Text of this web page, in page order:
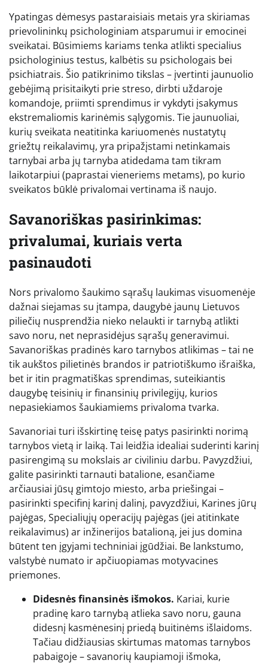
Ypatingas dėmesys pastaraisiais metais yra skiriamas
prievolininkų psichologiniam atsparumui ir emocinei
sveikatai. Būsimiems kariams tenka atlikti specialius
psichologinius testus, kalbėtis su psichologais bei
psichiatrais. Šio patikrinimo tikslas – įvertinti jaunuolio
gebėjimą prisitaikyti prie streso, dirbti uždaroje
komandoje, priimti sprendimus ir vykdyti įsakymus
ekstremaliomis karinėmis sąlygomis. Tie jaunuoliai,
kurių sveikata neatitinka kariuomenės nustatytų
griežtų reikalavimų, yra pripažįstami netinkamais
tarnybai arba jų tarnyba atidedama tam tikram
laikotarpiui (paprastai vieneriems metams), po kurio
sveikatos būklė privalomai vertinama iš naujo.
Savanoriškas pasirinkimas:
privalumai, kuriais verta
pasinaudoti
Nors privalomo šaukimo sąrašų laukimas visuomenėje
dažnai siejamas su įtampa, daugybė jaunų Lietuvos
piliečių nusprendžia nieko nelaukti ir tarnybą atlikti
savo noru, net neprasidėjus sąrašų generavimui.
Savanoriškas pradinės karo tarnybos atlikimas – tai ne
tik aukštos pilietinės brandos ir patriotiškumo išraiška,
bet ir itin pragmatiškas sprendimas, suteikiantis
daugybę teisinių ir finansinių privilegijų, kurios
nepasiekiamos šaukiamiems privaloma tvarka.
Savanoriai turi išskirtinę teisę patys pasirinkti norimą
tarnybos vietą ir laiką. Tai leidžia idealiai suderinti karinį
pasirengimą su mokslais ar civiliniu darbu. Pavyzdžiui,
galite pasirinkti tarnauti batalione, esančiame
arčiausiai jūsų gimtojo miesto, arba priešingai –
pasirinkti specifinį karinį dalinį, pavyzdžiui, Karines jūrų
pajėgas, Specialiųjų operacijų pajėgas (jei atitinkate
reikalavimus) ar inžinerijos batalioną, jei jus domina
būtent ten įgyjami techniniai įgūdžiai. Be lankstumo,
valstybė numato ir apčiuopiamas motyvacines
priemones.
Didesnės finansinės išmokos. Kariai, kurie
pradinę karo tarnybą atlieka savo noru, gauna
didesnį kasmėnesinį priedą buitinėms išlaidoms.
Tačiau didžiausias skirtumas matomas tarnybos
pabaigoje – savanorių kaupiamoji išmoka,